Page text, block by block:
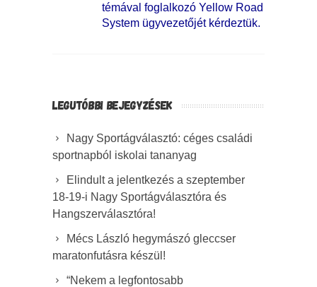
témával foglalkozó Yellow Road
System ügyvezetőjét kérdeztük.
LEGUTÓBBI BEJEGYZÉSEK
Nagy Sportágválasztó: céges családi
sportnapból iskolai tananyag
Elindult a jelentkezés a szeptember
18-19-i Nagy Sportágválasztóra és
Hangszerválasztóra!
Mécs László hegymászó gleccser
maratonfutásra készül!
“Nekem a legfontosabb